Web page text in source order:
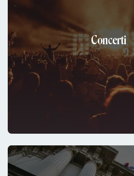
Concerti